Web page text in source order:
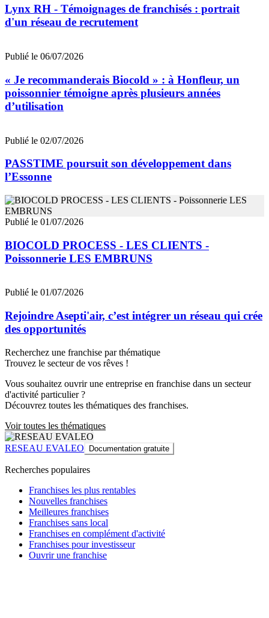
Lynx RH - Témoignages de franchisés : portrait
d'un réseau de recrutement
Publié le 06/07/2026
« Je recommanderais Biocold » : à Honfleur, un
poissonnier témoigne après plusieurs années
d’utilisation
Publié le 02/07/2026
PASSTIME poursuit son développement dans
l’Essonne
Publié le 01/07/2026
BIOCOLD PROCESS - LES CLIENTS -
Poissonnerie LES EMBRUNS
Publié le 01/07/2026
Rejoindre Asepti'air, c’est intégrer un réseau qui crée
des opportunités
Recherchez une franchise par thématique
Trouvez le secteur de vos rêves !
Vous souhaitez ouvrir une entreprise en franchise dans un secteur
d'activité particulier ?
Découvrez toutes les thématiques des franchises.
Voir toutes les thématiques
RESEAU EVALEO Documentation gratuite
Recherches populaires
Franchises les plus rentables
Nouvelles franchises
Meilleures franchises
Franchises sans local
Franchises en complément d'activité
Franchises pour investisseur
Ouvrir une franchise